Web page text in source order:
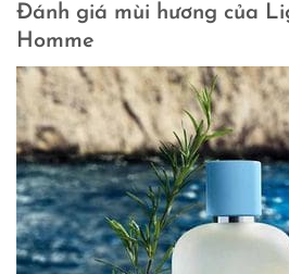
Đánh giá mùi hương của
Homme